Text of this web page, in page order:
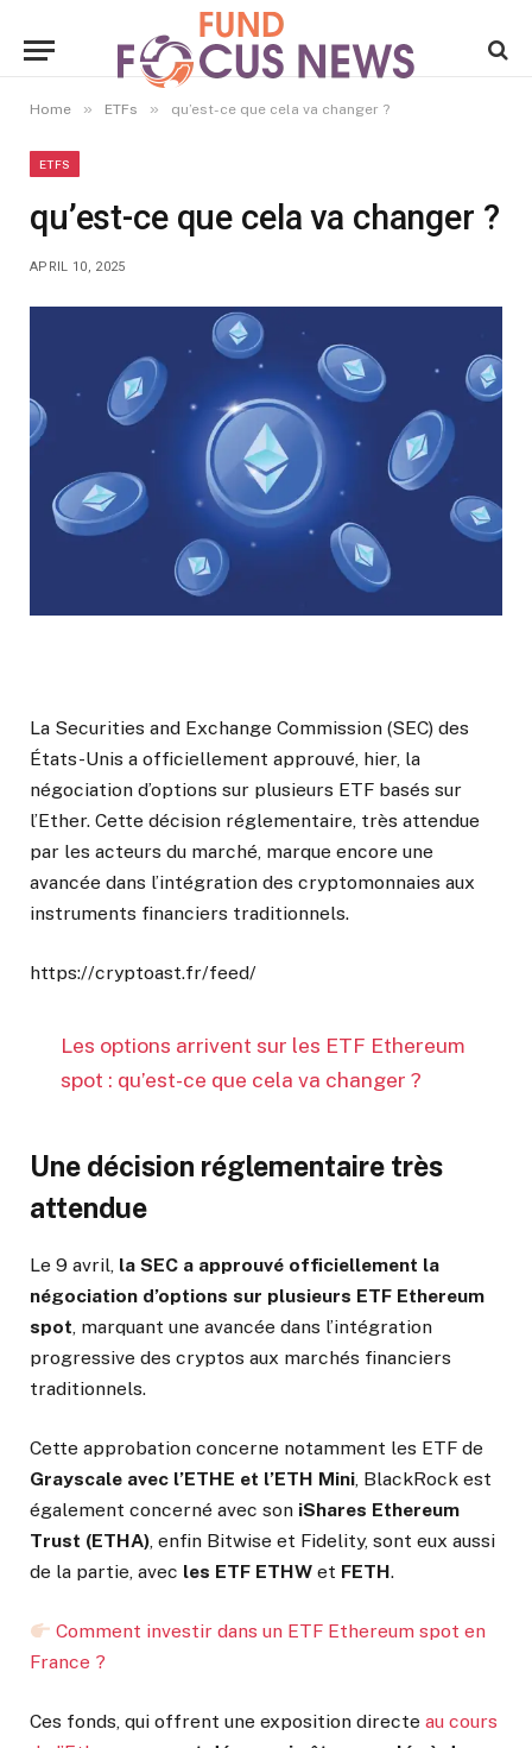
Home » ETFs » qu’est-ce que cela va changer ?
ETFS
qu’est-ce que cela va changer ?
APRIL 10, 2025
La Securities and Exchange Commission (SEC) des
États-Unis a officiellement approuvé, hier, la
négociation d’options sur plusieurs ETF basés sur
l’Ether. Cette décision réglementaire, très attendue
par les acteurs du marché, marque encore une
avancée dans l’intégration des cryptomonnaies aux
instruments financiers traditionnels.
https://cryptoast.fr/feed/
Les options arrivent sur les ETF Ethereum
spot : qu’est-ce que cela va changer ?
Une décision réglementaire très
attendue
Le 9 avril, la SEC a approuvé officiellement la
négociation d’options sur plusieurs ETF Ethereum
spot , marquant une avancée dans l’intégration
progressive des cryptos aux marchés financiers
traditionnels.
Cette approbation concerne notamment les ETF de
Grayscale avec l’ETHE et l’ETH Mini , BlackRock est
également concerné avec son iShares Ethereum
Trust (ETHA) , enfin Bitwise et Fidelity, sont eux aussi
de la partie, avec les ETF ETHW et FETH.
Comment investir dans un ETF Ethereum spot en
France ?
Ces fonds, qui offrent une exposition directe au cours